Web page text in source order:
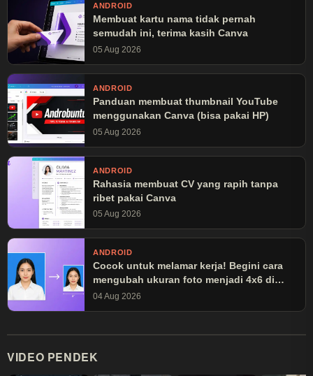
ANDROID
Membuat kartu nama tidak pernah
semudah ini, terima kasih Canva
05 Aug 2026
ANDROID
Panduan membuat thumbnail YouTube
menggunakan Canva (bisa pakai HP)
05 Aug 2026
ANDROID
Rahasia membuat CV yang rapih tanpa
ribet pakai Canva
05 Aug 2026
ANDROID
Cocok untuk melamar kerja! Begini cara
mengubah ukuran foto menjadi 4x6 di
Canva
04 Aug 2026
VIDEO PENDEK